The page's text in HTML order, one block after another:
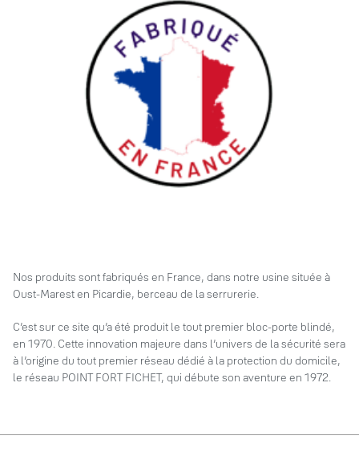
Nos produits sont fabriqués en France, dans notre usine située à
Oust-Marest en Picardie, berceau de la serrurerie.
C’est sur ce site qu’a été produit le tout premier bloc-porte blindé,
en 1970. Cette innovation majeure dans l’univers de la sécurité sera
à l’origine du tout premier réseau dédié à la protection du domicile,
le réseau POINT FORT FICHET, qui débute son aventure en 1972.